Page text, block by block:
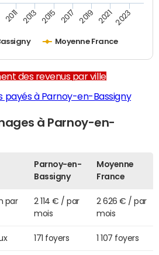
Moyenne France
2011 2013 2015 2017 2019 2021 2023
des revenus par ville
payés à Parnoy-en-Bassigny
à Parnoy-en-
Parnoy-en-
Bassigny
Moyenne
France
par
2 114 € / par
mois
2 626 € / par
mois
171 foyers 1 107 foyers